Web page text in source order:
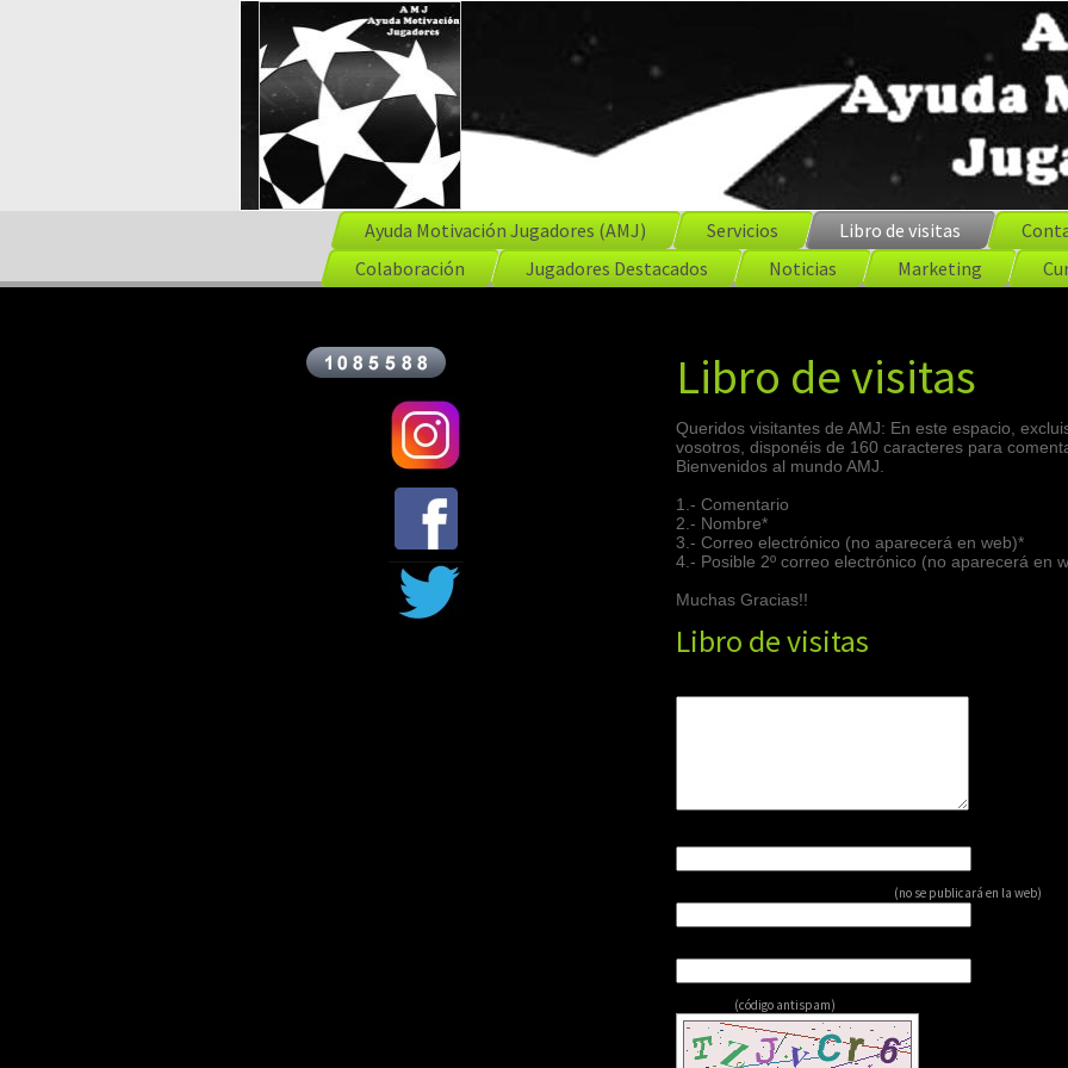
Ayuda Motivación Jugadores (AMJ) Servicios Libro de visitas
Colaboración
Jugadores Destacados Noticias Marketing
Libro de visitas
Queridos visitantes de AMJ: En este espacio,
vosotros, disponéis de 160 caracteres para
Bienvenidos al mundo AMJ.
1.- Comentario
2.- Nombre*
3.- Correo electrónico (no aparecerá en web)*
4.- Posible 2º correo electrónico (no aparecerá en
Muchas Gracias!!
Libro de visitas
(no se publicará en la web)
(código antispam)